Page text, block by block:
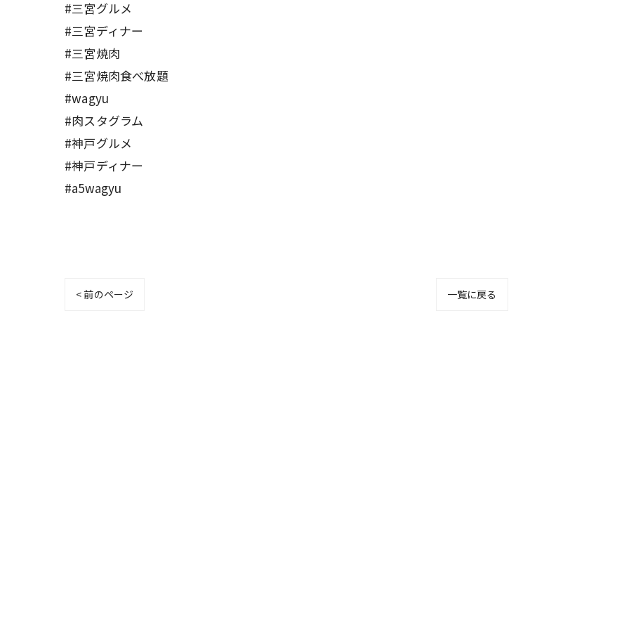
#三宮グルメ
#三宮ディナー
#三宮焼肉
#三宮焼肉食べ放題
#wagyu
#肉スタグラム
#神戸グルメ
#神戸ディナー
#a5wagyu
< 前のページ 一覧に戻る